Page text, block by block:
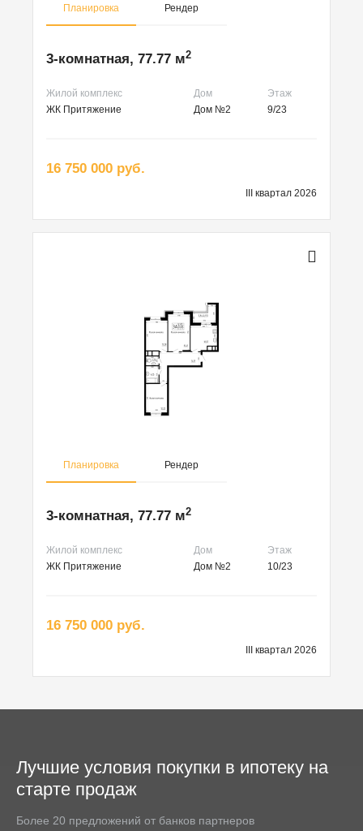
Планировка Рендер
3-комнатная, 77.77 м2
Жилой комплекс Дом
Этаж
ЖК Притяжение
Дом №2 9/23
16 750 000 руб.
III квартал 2026
Планировка Рендер
3-комнатная, 77.77 м2
Жилой комплекс Дом
Этаж
ЖК Притяжение
Дом №2 10/23
16 750 000 руб.
III квартал 2026
Лучшие условия покупки в ипотеку на
старте продаж
Более 20 предложений от банков партнеров